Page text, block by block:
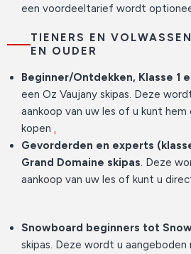
een voordeeltarief wordt
TIENERS EN
EN OUDER
Beginner/Ontdekken, Klasse 1
een Oz Vaujany skipas. Deze
aankoop van uw les of u kunt
kopen
Gevorderden en experts
Grand Domaine skipas . Deze
aankoop van uw les of kunt u
Snowboard beginners tot
skipas. Deze wordt u aangeboden